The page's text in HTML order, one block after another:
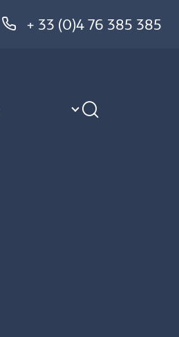
+ 33 (0)4 76 385 385